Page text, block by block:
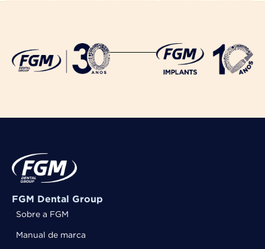
FGM Dental Group
Sobre a FGM
Manual de marca